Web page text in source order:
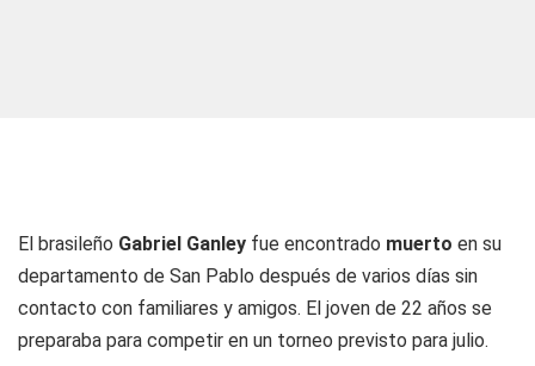
El brasileño Gabriel Ganley fue encontrado muerto en su
departamento de San Pablo después de varios días sin
contacto con familiares y amigos. El joven de 22 años se
preparaba para competir en un torneo previsto para julio.